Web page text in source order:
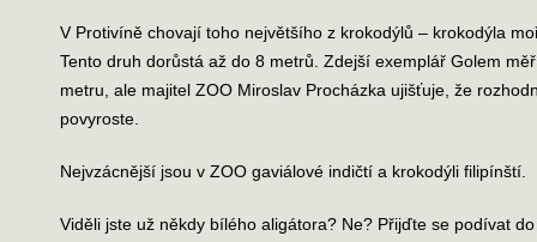
V Protivíně chovají toho největšího z krokodýlů – krokodýla
Tento druh dorůstá až do 8 metrů. Zdejší exemplář Golem
metru, ale majitel ZOO Miroslav Procházka ujišťuje, že
povyroste.
Nejvzácnější jsou v ZOO gaviálové indičtí a krokodýli filipínští.
Viděli jste už někdy bílého aligátora? Ne? Přijďte se podívat